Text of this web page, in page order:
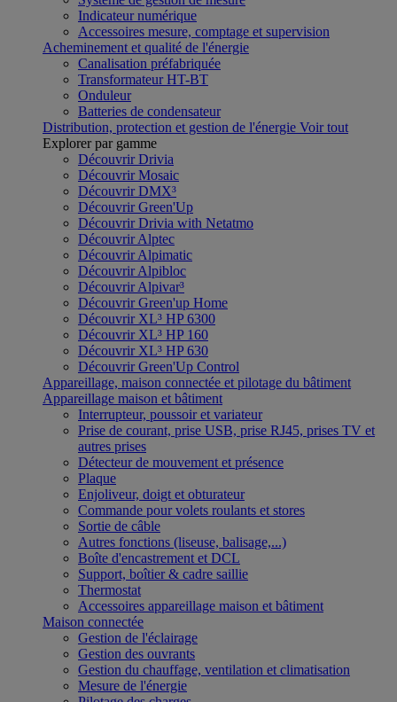
Indicateur numérique
Accessoires mesure, comptage et supervision
Acheminement et qualité de l'énergie
Canalisation préfabriquée
Transformateur HT-BT
Onduleur
Batteries de condensateur
Distribution, protection et gestion de l'énergie Voir tout
Explorer par gamme
Découvrir Drivia
Découvrir Mosaic
Découvrir DMX³
Découvrir Green'Up
Découvrir Drivia with Netatmo
Découvrir Alptec
Découvrir Alpimatic
Découvrir Alpibloc
Découvrir Alpivar³
Découvrir Green'up Home
Découvrir XL³ HP 6300
Découvrir XL³ HP 160
Découvrir XL³ HP 630
Découvrir Green'Up Control
Appareillage, maison connectée et pilotage du bâtiment
Appareillage maison et bâtiment
Interrupteur, poussoir et variateur
Prise de courant, prise USB, prise RJ45, prises TV et
autres prises
Détecteur de mouvement et présence
Plaque
Enjoliveur, doigt et obturateur
Commande pour volets roulants et stores
Sortie de câble
Autres fonctions (liseuse, balisage,...)
Boîte d'encastrement et DCL
Support, boîtier & cadre saillie
Thermostat
Accessoires appareillage maison et bâtiment
Maison connectée
Gestion de l'éclairage
Gestion des ouvrants
Gestion du chauffage, ventilation et climatisation
Mesure de l'énergie